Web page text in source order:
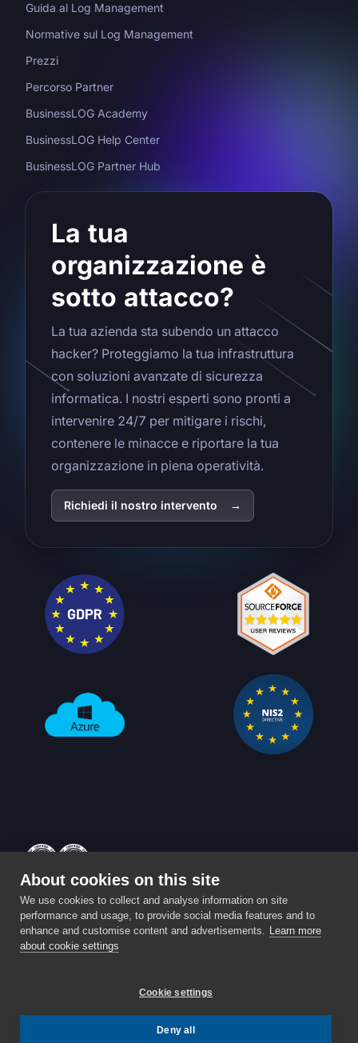
About cookies on this site
We use cookies to collect and analyse information on site
performance and usage, to provide social media features and to
enhance and customise content and advertisements. Learn more
about cookie settings
Cookie settings
Deny all
Guida al Log Management
Normative sul Log Management
Prezzi
Percorso Partner
BusinessLOG Academy
BusinessLOG Help Center
BusinessLOG Partner Hub
La tua
organizzazione è
sotto attacco?
La tua azienda sta subendo un attacco
hacker? Proteggiamo la tua infrastruttura
con soluzioni avanzate di sicurezza
informatica. I nostri esperti sono pronti a
intervenire 24/7 per mitigare i rischi,
contenere le minacce e riportare la tua
organizzazione in piena operatività.
Richiedi il nostro intervento →
Powered byEnterprise⚡️ Partita IVA: IT03959590989 ⚡️
Privacy & Cookie policy
Sede Operativa: Via A. Bellini 7, Roè Volciano (Brescia) -
25079
TUTTI I SISTEMI OPERATIVI.